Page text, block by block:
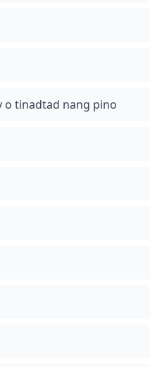
o tinadtad nang pino